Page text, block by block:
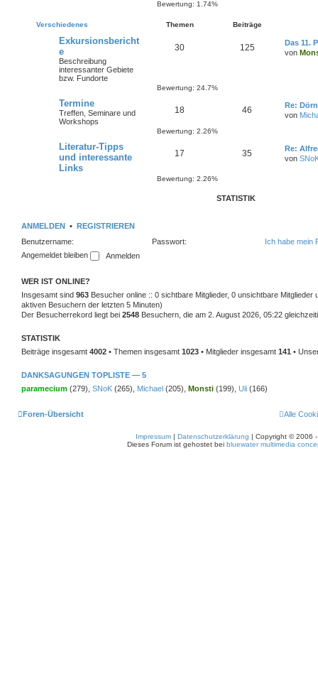
Bewertung: 1.74%
Verschiedenes Themen Beiträge
Exkursionsbericht
e
Beschreibung
interessanter Gebiete
bzw. Fundorte
30 125
Das 11.
von
Bewertung: 24.7%
Termine
Treffen, Seminare und
Workshops
18 46
Re:
von
Bewertung: 2.26%
Literatur-Tipps
und interessante
Links
17 35
Re:
von
Bewertung: 2.26%
STATISTIK
ANMELDEN • REGISTRIEREN
Benutzername:
Passwort:
Ich habe mein
Angemeldet bleiben
WER IST ONLINE?
Insgesamt sind 963 Besucher online :: 0 sichtbare Mitglieder, 0 unsichtbare
aktiven Besuchern der letzten 5 Minuten)
Der Besucherrekord liegt bei 2548 Besuchern, die am 2. August 2026, 05:22
STATISTIK
Beiträge insgesamt 4002 • Themen insgesamt 1023 • Mitglieder insgesamt 141 •
DANKSAGUNGEN TOPLISTE — 5
paramecium (279), SNoK (265), Michael (205), Monsti (199), Uli (166)
Foren-Übersicht Alle
Impressum | Datenschutzerklärung | Copyright © 2006
Dieses Forum ist gehostet bei bluewater multimedia